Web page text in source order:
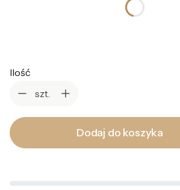
Ilość
szt.
Dodaj do koszyka